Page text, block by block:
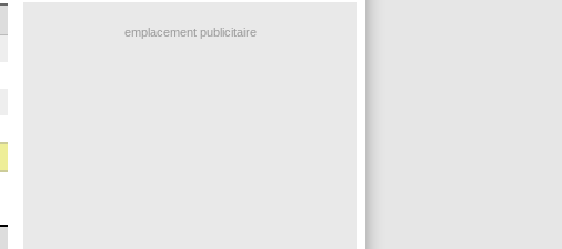
emplacement publicitaire